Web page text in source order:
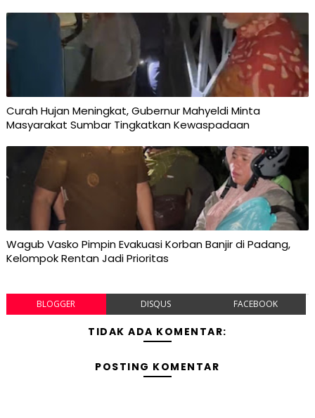
Curah Hujan Meningkat, Gubernur Mahyeldi Minta
Masyarakat Sumbar Tingkatkan Kewaspadaan
Wagub Vasko Pimpin Evakuasi Korban Banjir di Padang,
Kelompok Rentan Jadi Prioritas
BLOGGER DISQUS FACEBOOK
TIDAK ADA KOMENTAR:
POSTING KOMENTAR